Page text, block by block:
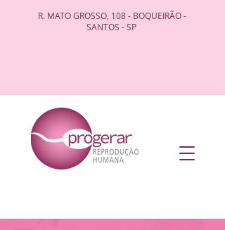
R. MATO GROSSO, 108 - BOQUEIRÃO -
SANTOS - SP